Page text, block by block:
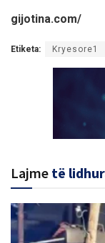
gijotina.com/
Etiketa: Kryesore1
Lajme të